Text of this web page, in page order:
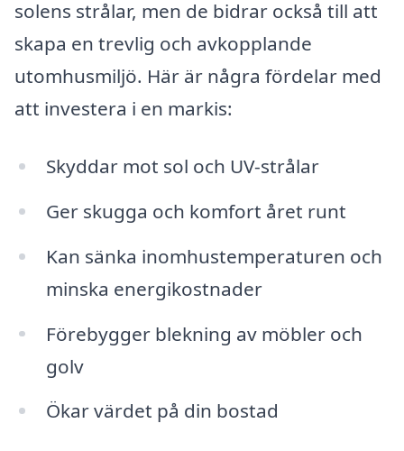
solens strålar, men de bidrar också till att
skapa en trevlig och avkopplande
utomhusmiljö. Här är några fördelar med
att investera i en markis:
Skyddar mot sol och UV-strålar
Ger skugga och komfort året runt
Kan sänka inomhustemperaturen och
minska energikostnader
Förebygger blekning av möbler och
golv
Ökar värdet på din bostad